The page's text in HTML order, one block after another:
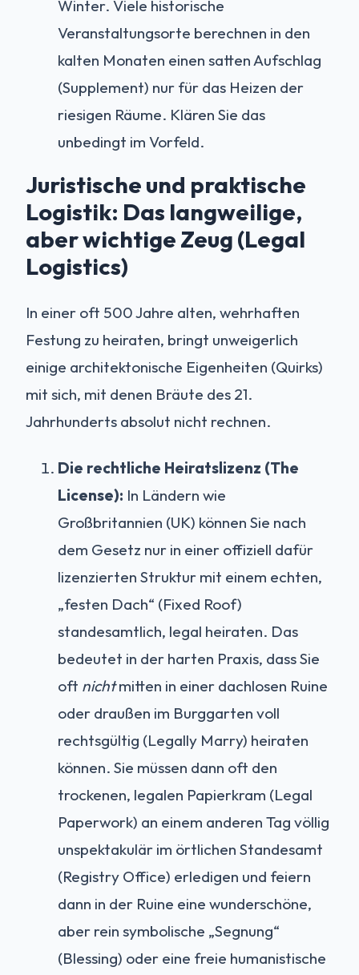
Winter. Viele historische
Veranstaltungsorte berechnen in den
kalten Monaten einen satten Aufschlag
(Supplement) nur für das Heizen der
riesigen Räume. Klären Sie das
unbedingt im Vorfeld.
Juristische und praktische
Logistik: Das langweilige,
aber wichtige Zeug (Legal
Logistics)
In einer oft 500 Jahre alten, wehrhaften
Festung zu heiraten, bringt unweigerlich
einige architektonische Eigenheiten (Quirks)
mit sich, mit denen Bräute des 21.
Jahrhunderts absolut nicht rechnen.
Die rechtliche Heiratslizenz (The
License): In Ländern wie
Großbritannien (UK) können Sie nach
dem Gesetz nur in einer offiziell dafür
lizenzierten Struktur mit einem echten,
„festen Dach“ (Fixed Roof)
standesamtlich, legal heiraten. Das
bedeutet in der harten Praxis, dass Sie
oft nichtmitten in einer dachlosen Ruine
oder draußen im Burggarten voll
rechtsgültig (Legally Marry) heiraten
können. Sie müssen dann oft den
trockenen, legalen Papierkram (Legal
Paperwork) an einem anderen Tag völlig
unspektakulär im örtlichen Standesamt
(Registry Office) erledigen und feiern
dann in der Ruine eine wunderschöne,
aber rein symbolische „Segnung“
(Blessing) oder eine freie humanistische